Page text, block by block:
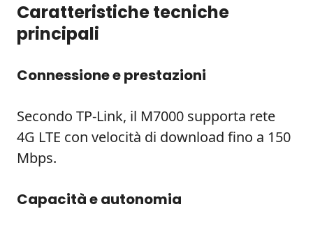
Caratteristiche tecniche
principali
Connessione e prestazioni
Secondo TP‑Link, il M7000 supporta rete
4G LTE con velocità di download fino a 150
Mbps.
Capacità e autonomia